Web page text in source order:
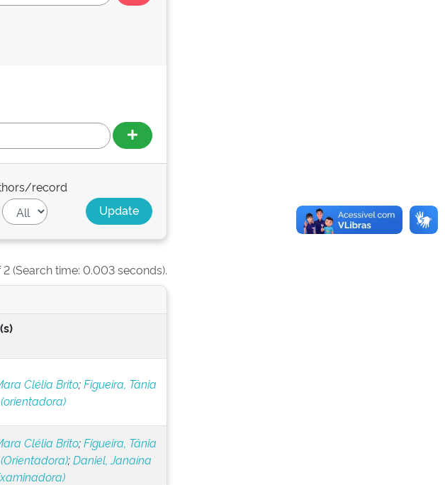
record
2 (Search time: 0.003 seconds).
Clélia Brito;Figueira, Tânia
Clélia Brito;Figueira, Tânia
;Daniel, Janaína